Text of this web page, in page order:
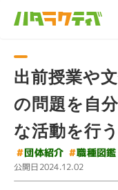
出前授業や
の問題を自
な活動を行
#団体紹介 #職種図鑑
公開日2024.12.02